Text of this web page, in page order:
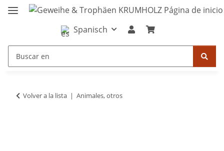
Spanisch
Volver a la lista Animales, otros